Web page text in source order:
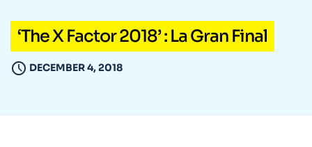
‘The X Factor 2018’ : La Gran Final
DECEMBER 4, 2018